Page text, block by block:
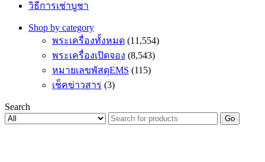
วิธีการเช่าบูชา
Shop by category
พระเครื่องทั้งหมด (11,554)
พระเครื่องเปิดจอง (8,543)
หมายเลขพัสดุEMS (115)
เช็คข่าวสาร (3)
Search
Go